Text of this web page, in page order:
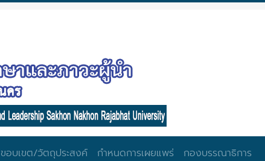
ขอบเขต/วัตถุประสงค์ กำหนดการเผยแพร่ กองบรรณาธิการ